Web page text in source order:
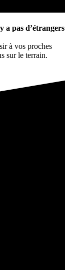
a pas d’étrangers
à vos proches
sur le terrain.